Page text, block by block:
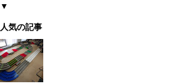
▼
人気の記事